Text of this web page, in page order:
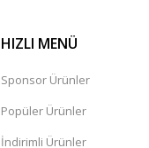
HIZLI MENÜ
Sponsor Ürünler
Popüler Ürünler
İndirimli Ürünler